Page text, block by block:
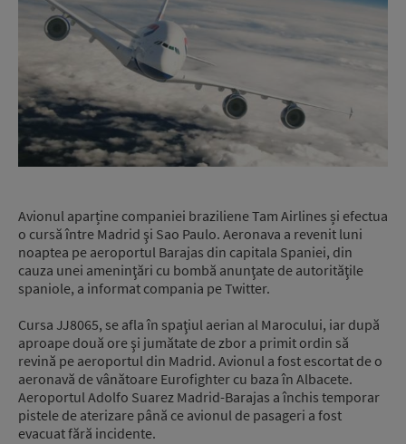
Avionul aparține companiei braziliene Tam Airlines și efectua
o cursă între Madrid şi Sao Paulo. Aeronava a revenit luni
noaptea pe aeroportul Barajas din capitala Spaniei, din
cauza unei ameninţări cu bombă anunţate de autorităţile
spaniole, a informat compania pe Twitter.
Cursa JJ8065, se afla în spaţiul aerian al Marocului, iar după
aproape două ore şi jumătate de zbor a primit ordin să
revină pe aeroportul din Madrid. Avionul a fost escortat de o
aeronavă de vânătoare Eurofighter cu baza în Albacete.
Aeroportul Adolfo Suarez Madrid-Barajas a închis temporar
pistele de aterizare până ce avionul de pasageri a fost
evacuat fără incidente.